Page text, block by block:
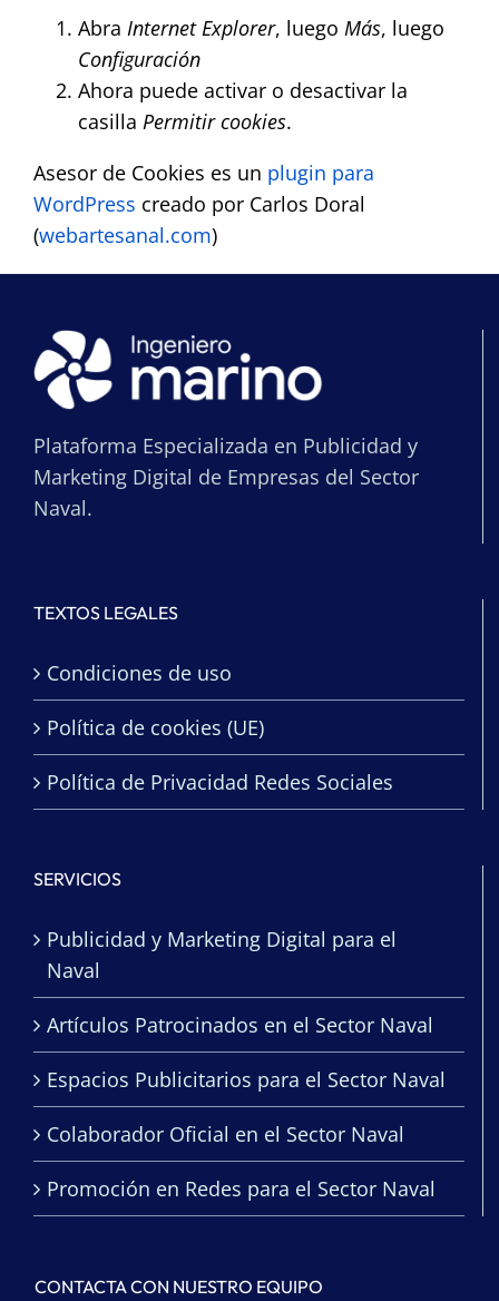
Abra Internet Explorer, luego Más, luego
Configuración
Ahora puede activar o desactivar la
casilla Permitir cookies.
Asesor de Cookies es un plugin para
WordPress creado por Carlos Doral
(webartesanal.com)
Plataforma Especializada en Publicidad y
Marketing Digital de Empresas del Sector
Naval.
TEXTOS LEGALES
Condiciones de uso
Política de cookies (UE)
Política de Privacidad Redes Sociales
SERVICIOS
Publicidad y Marketing Digital para el
Naval
Artículos Patrocinados en el Sector Naval
Espacios Publicitarios para el Sector Naval
Colaborador Oficial en el Sector Naval
Promoción en Redes para el Sector Naval
CONTACTA CON NUESTRO EQUIPO